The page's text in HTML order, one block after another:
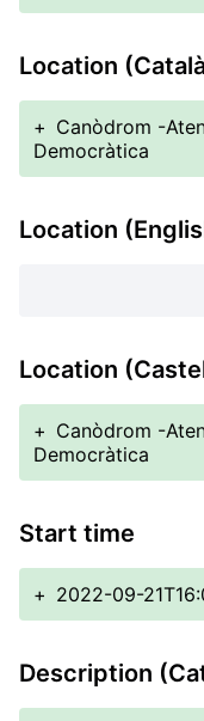
Location
+ Canòdrom -
Democràtica
Location
Location
+ Canòdrom -
Democràtica
Start time
+ 2022-09-
Description